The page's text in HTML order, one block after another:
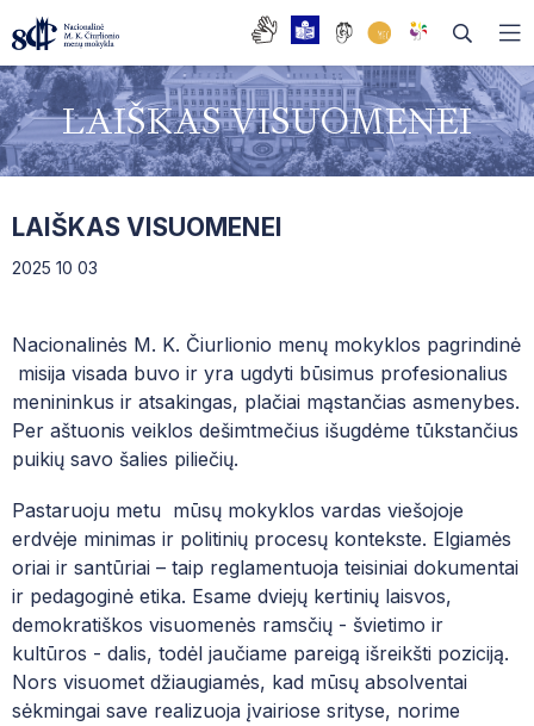
MOKYKLOS TARYBA
DARBO TARYBA
ISTORIJA
MUZIEJUS
PROJEKTAI
MENINĖ VEIKLA
DAILĖS SKYRIUS
FONOTEKA
SOCIALIZACIJOS SKYRIUS
ŠOKIO TEATRAS
KVALIFIKACIJOS TOBULINIMO CENTRAS
MENŲ EDUKACIJOS CENTRAS
EDUPAGE
PRAŠYMŲ FORMOS
PAGALBOS SPECIALISTAI
DUK| NAUJAI ĮSTOJUSIEMS Į NČMM
DUK| NORINTIEMS GYVENTI NČMM
DUK| MOKINIO SVEIKATOS PAŽYMĖJIMAS
PATYČIŲ DĖŽUTĖ: PRANEŠK APIE
UNIFORMA
LAIŠKAS VISUOMENEI
LAIŠKAS VISUOMENEI
2025 10 03
Nacionalinės M. K. Čiurlionio menų mokyklos pagrindinė
misija visada buvo ir yra ugdyti būsimus profesionalius
menininkus ir atsakingas, plačiai mąstančias asmenybes.
Per aštuonis veiklos dešimtmečius išugdėme tūkstančius
puikių savo šalies piliečių.
Pastaruoju metu mūsų mokyklos vardas viešojoje
erdvėje minimas ir politinių procesų kontekste. Elgiamės
oriai ir santūriai – taip reglamentuoja teisiniai dokumentai
ir pedagoginė etika. Esame dviejų kertinių laisvos,
demokratiškos visuomenės ramsčių - švietimo ir
kultūros - dalis, todėl jaučiame pareigą išreikšti poziciją.
Nors visuomet džiaugiamės, kad mūsų absolventai
sėkmingai save realizuoja įvairiose srityse, norime